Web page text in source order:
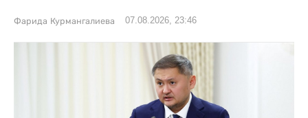
Фарида Курмангалиева 07.08.2026, 23:46